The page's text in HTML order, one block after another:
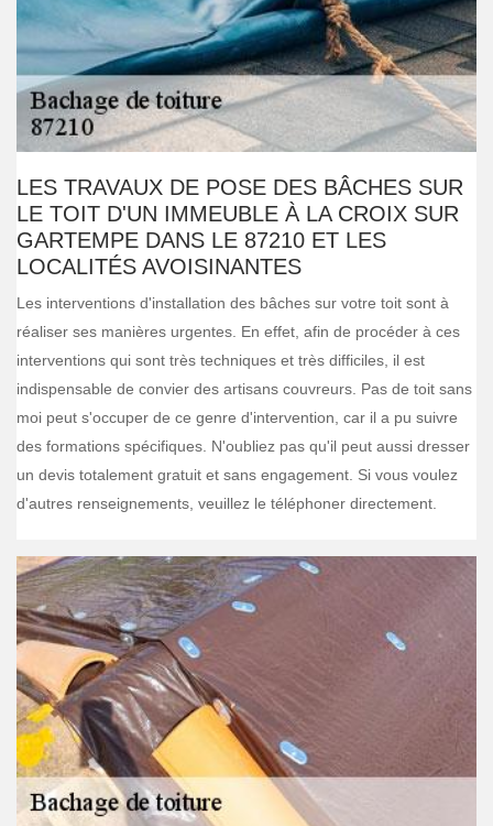
LES TRAVAUX DE POSE DES BÂCHES SUR
LE TOIT D'UN IMMEUBLE À LA CROIX SUR
GARTEMPE DANS LE 87210 ET LES
LOCALITÉS AVOISINANTES
Les interventions d'installation des bâches sur votre toit sont à
réaliser ses manières urgentes. En effet, afin de procéder à ces
interventions qui sont très techniques et très difficiles, il est
indispensable de convier des artisans couvreurs. Pas de toit sans
moi peut s'occuper de ce genre d'intervention, car il a pu suivre
des formations spécifiques. N'oubliez pas qu'il peut aussi dresser
un devis totalement gratuit et sans engagement. Si vous voulez
d'autres renseignements, veuillez le téléphoner directement.